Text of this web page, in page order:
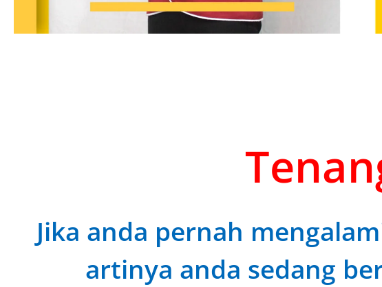
Jika anda pernah
artinya anda sedang